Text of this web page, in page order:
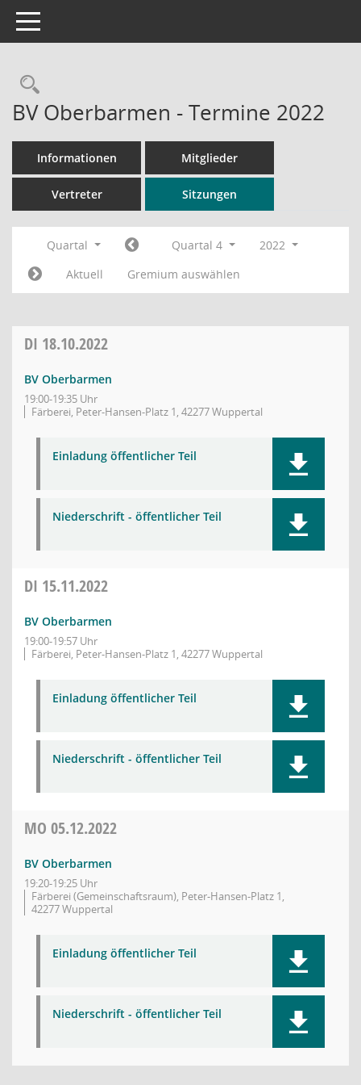
Toggle navigation
Rechercheauswahl
BV Oberbarmen - Termine 2022
Informationen Mitglieder
Vertreter Sitzungen
Quartal Quartal 4
2022
Aktuell
Gremium auswählen
DI 18.10.2022
BV Oberbarmen
19:00-19:35 Uhr
Färberei, Peter-Hansen-Platz 1, 42277 Wuppertal
Einladung öffentlicher Teil
Niederschrift - öffentlicher Teil
DI 15.11.2022
BV Oberbarmen
19:00-19:57 Uhr
Färberei, Peter-Hansen-Platz 1, 42277 Wuppertal
Einladung öffentlicher Teil
Niederschrift - öffentlicher Teil
MO 05.12.2022
BV Oberbarmen
19:20-19:25 Uhr
Färberei (Gemeinschaftsraum), Peter-Hansen-Platz 1,
42277 Wuppertal
Einladung öffentlicher Teil
Niederschrift - öffentlicher Teil